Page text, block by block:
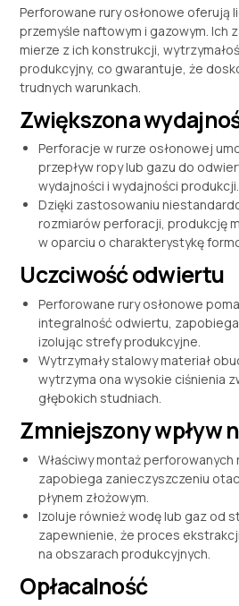
Perforowane rury osłonowe oferują
przemyśle naftowym i gazowym. Ich
mierze z ich konstrukcji,
produkcyjny, co gwarantuje, że
trudnych warunkach.
Zwiększona
Perforacje w rurze osłonowej
przepływ ropy lub gazu do
wydajności i wydajności produkcji.
Dzięki zastosowaniu
rozmiarów perforacji, produkcję
w oparciu o charakterystykę
Uczciwość odwiertu
Perforowane rury osłonowe
integralność odwiertu,
izolując strefy produkcyjne.
Wytrzymały stalowy materiał
wytrzyma ona wysokie ciśnienia
głębokich studniach.
Zmniejszony wpływ
Właściwy montaż perforowanych
zapobiega zanieczyszczeniu
płynem złożowym.
Izoluje również wodę lub gaz od
zapewnienie, że proces
na obszarach produkcyjnych.
Opłacalność